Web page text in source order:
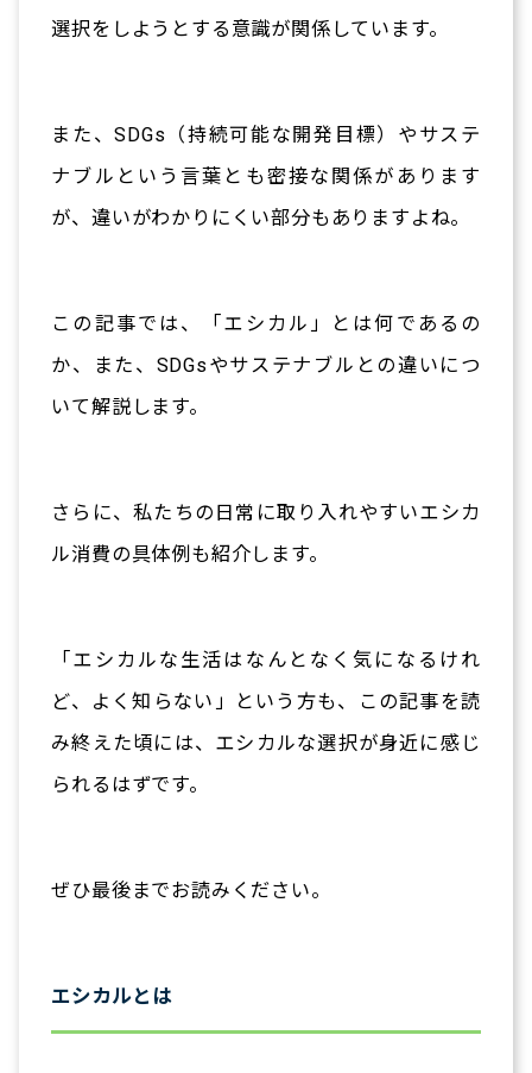
選択をしようとする意識が関係しています。
また、SDGs（持続可能な開発目標）やサステ
ナブルという言葉とも密接な関係があります
が、違いがわかりにくい部分もありますよね。
この記事では、「エシカル」とは何であるの
か、また、SDGsやサステナブルとの違いにつ
いて解説します。
さらに、私たちの日常に取り入れやすいエシカ
ル消費の具体例も紹介します。
「エシカルな生活はなんとなく気になるけれ
ど、よく知らない」という方も、この記事を読
み終えた頃には、エシカルな選択が身近に感じ
られるはずです。
ぜひ最後までお読みください。
エシカルとは